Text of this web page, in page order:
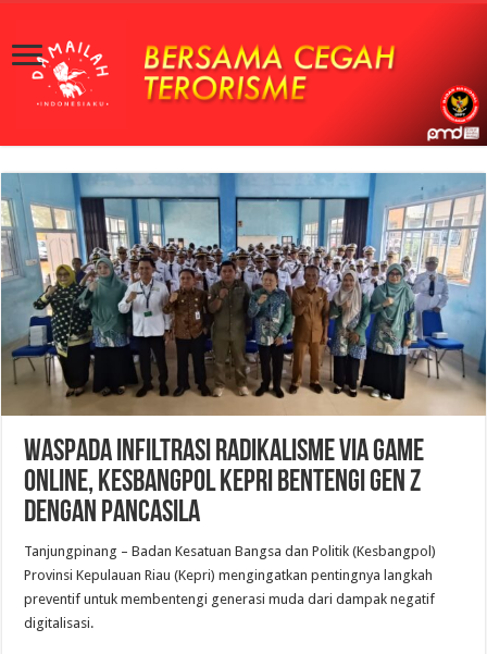
Waspada Infiltrasi Radikalisme via Game
Online, Kesbangpol Kepri Bentengi Gen Z
dengan Pancasila
Tanjungpinang – Badan Kesatuan Bangsa dan Politik (Kesbangpol)
Provinsi Kepulauan Riau (Kepri) mengingatkan pentingnya langkah
preventif untuk membentengi generasi muda dari dampak negatif
digitalisasi.